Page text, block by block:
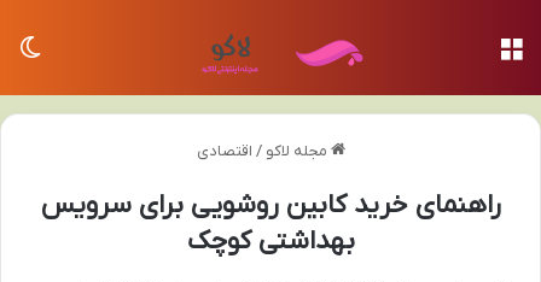
مجله لاکو / اقتصادی
راهنمای خرید کابین روشویی برای سرویس
بهداشتی کوچک